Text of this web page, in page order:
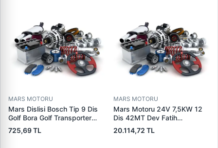
MARS MOTORU
Mars Dislisi Bosch Tip 9 Dis
Golf Bora Golf Transporter
Seat Skoda (15713) | ZEN
1108 | OEM 1072156
725,69 TL
MARS MOTORU
Mars Motoru 24V 7,5KW 12
Dis 42MT Dev Fatih
Cat,140H, 963B Cummins
L10,Qsc John Deere
20.114,72 TL